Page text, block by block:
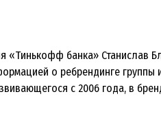
«Тинькофф банка» Станислав
о ребрендинге группы
с 2006 года, в